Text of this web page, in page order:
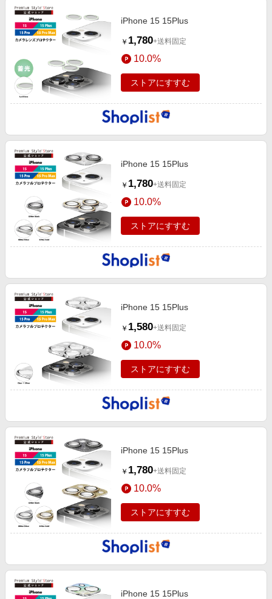
iPhone 15 15Plus
￥ 1,780+送料固定
10.0%
ストアにすすむ
iPhone 15 15Plus
￥ 1,780+送料固定
10.0%
ストアにすすむ
iPhone 15 15Plus
￥ 1,580+送料固定
10.0%
ストアにすすむ
iPhone 15 15Plus
￥ 1,780+送料固定
10.0%
ストアにすすむ
iPhone 15 15Plus